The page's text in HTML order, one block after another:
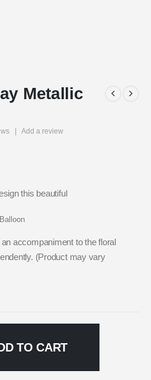
Metallic
Add a review
this beautiful
accompaniment to the floral
(Product may vary
TO CART